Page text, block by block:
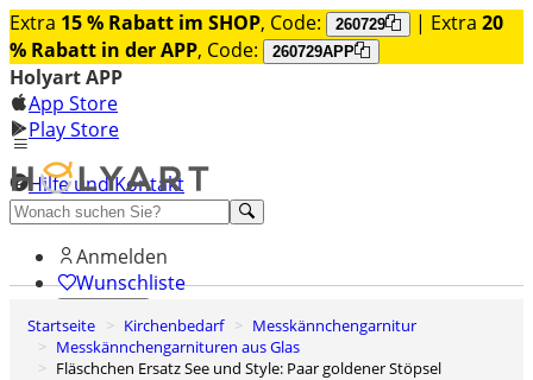
Extra 15 % Rabatt im SHOP, Code: 260729 | Extra 20
% Rabatt in der APP, Code: 260729APP
Holyart APP
App Store
Play Store
Hilfe und Kontakt
Entdecken Sie Premium
Anmelden
Wunschliste
0
Warenkorb
Startseite Kirchenbedarf
Messkännchengarnitur
Messkännchengarnituren aus Glas
Fläschchen Ersatz See und Style: Paar goldener Stöpsel